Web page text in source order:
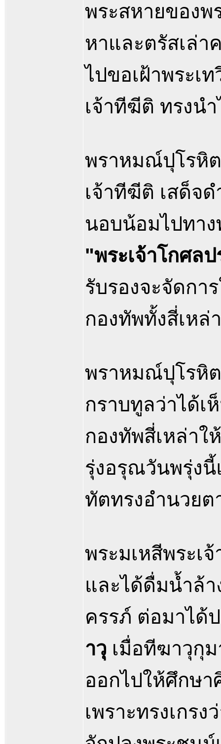
พระสหายของพ
หาและตรัสเล่
ไปขอเฝ้าพระเ
เจ้าทีฆีติ ทรงน
พราหมณ์ปุโรหิต
เจ้าทีฆีติ เสด็จ
นอบน้อมไปทาง
"พระเจ้าโกศล
รับรองจะจัดกา
กองทัพทั้งสี่เหล่
พราหมณ์ปุโรหิต
กราบทูลว่าได้เ
กองทัพสี่เหล่าใ
รุ่งอรุณวันพรุ่งนี้
ทัตทรงอำนวยต
พระมเหสีพระเ
และได้ดื่มน้ำล้า
ครรภ์ ต่อมาได้
าวุ เมื่อทีฆาวุกุ
ออกไปให้ศึกษ
เพราะทรงเกร